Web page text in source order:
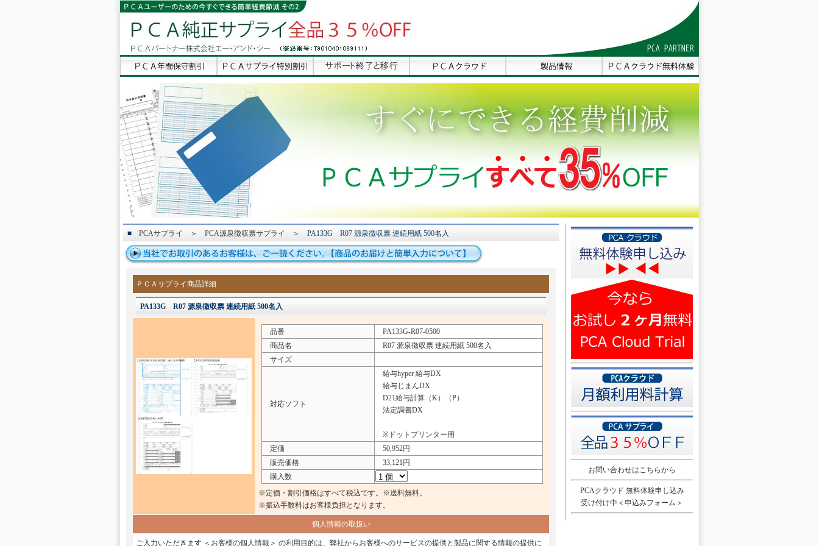
お問い合わせはこちらから
PCAクラウド 無料体験申し込み
受け付け中＜申込みフォーム＞
■ PCAサプライ ＞ PCA源泉徴収票サプライ ＞ PA133G R07 源泉徴収票 連続用紙 500名入
ＰＣＡサプライ商品詳細
PA133G R07 源泉徴収票 連続用紙 500名入
品番
PA133G-R07-0500
商品名
R07 源泉徴収票 連続用紙 500名入
サイズ
対応ソフト
給与hyper 給与DX
給与じまんDX
D21給与計算（K）（P）
法定調書DX
※ドットプリンター用
定価
50,952円
販売価格
33,121円
購入数
※定価・割引価格はすべて税込です。※送料無料。
※振込手数料はお客様負担となります。
個人情報の取扱い
ご入力いただきます ＜お客様の個人情報＞ の利用目的は、弊社からお客様へのサービスの提供と製品に関する情報の提供に